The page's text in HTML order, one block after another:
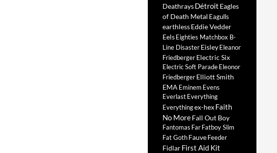
DeathraysDétroit Eagles
of Death Metal Eagulls
earthlessEddie Vedder
EelsEighties Matchbox B-
Line DisasterEisleyEleanor
FriedbergerElectric Six
Electric Soft ParadeEleonor
FriedbergerElliott Smith
EMA Eminem Evens
EverlastEverything
Everythingex-hexFaith
No MoreFall Out Boy
Fantomas FarFatboy Slim
Fat GothFauveFeeder
FidlarFirst Aid Kit